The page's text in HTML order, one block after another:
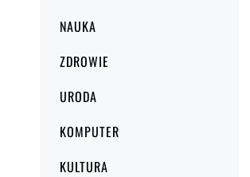
NAUKA
ZDROWIE
URODA
KOMPUTER
KULTURA